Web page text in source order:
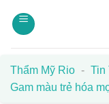
qua
Thẩm Mỹ Rio - Tin
Gam màu trẻ hóa